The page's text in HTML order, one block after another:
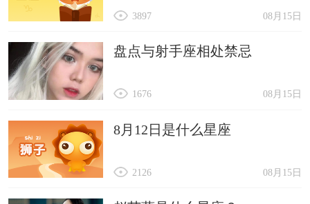
08月15日
3897
盘点与射手座相处禁忌
08月15日
1676
8月12日是什么星座
08月15日
2126